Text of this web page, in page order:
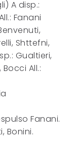
A disp.:
Fanani
Shttefni,
Gualtieri,
All.:
Fanani.
Bonini.